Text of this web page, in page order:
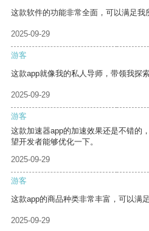
这款软件的功能非常全面，可以满足我
2025-09-29
游客
这款app就像我的私人导师，带领我探
2025-09-29
游客
这款加速器app的加速效果还是不错的
望开发者能够优化一下。
2025-09-29
游客
这款app的商品种类非常丰富，可以满
2025-09-29